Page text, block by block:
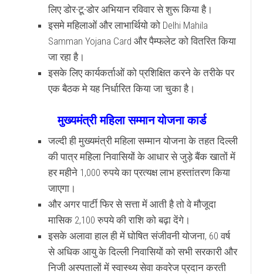
लिए डोर-टू-डोर अभियान रविवार से शुरू किया है।
इसमे महिलाओं और लाभार्थियो को Delhi Mahila
Samman Yojana Card और पैम्फलेट को वितरित किया
जा रहा है।
इसके लिए कार्यकर्ताओं को प्रशिक्षित करने के तरीके पर
एक बैठक मे यह निर्धारित किया जा चुका है।
मुख्यमंत्री महिला सम्मान योजना कार्ड
जल्दी ही मुख्यमंत्री महिला सम्मान योजना के तहत दिल्ली
की पात्र महिला निवासियों के आधार से जुड़े बैंक खातों में
हर महीने 1,000 रुपये का प्रत्यक्ष लाभ हस्तांतरण किया
जाएगा।
और अगर पार्टी फिर से सत्ता में आती है तो वे मौजूदा
मासिक 2,100 रुपये की राशि को बढ़ा देंगे।
इसके अलावा हाल ही में घोषित संजीवनी योजना, 60 वर्ष
से अधिक आयु के दिल्ली निवासियों को सभी सरकारी और
निजी अस्पतालों में स्वास्थ्य सेवा कवरेज प्रदान करती